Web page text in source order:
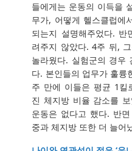
들에게는 운동의 이득을
무가, 어떻게 헬스클럽에
되는지 설명해주었다. 반
려주지 않았다. 4주 뒤,
놀라웠다. 실험군의 경우
다. 본인들의 업무가 훌륭
주 만에 이들은 평균 1킬
진 체지방 비율 감소를
운동은 없다고 했다. 반
중과 체지방 또한 더 늘어